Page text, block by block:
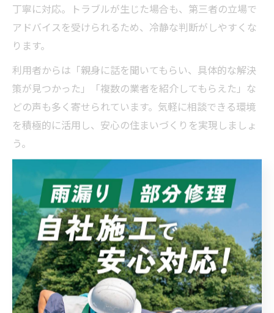
丁寧に対応。トラブルが生じた場合も、第三者の立場で
アドバイスを受けられるため、冷静な判断がしやすくな
ります。
利用者からは「親身に話を聞いてもらい、具体的な解決
策が見つかった」「複数の業者を紹介してもらえた」な
どの声も多く寄せられています。気軽に相談できる環境
を積極的に活用し、安心の住まいづくりを実現しましょ
う。
無料相談が導く安心の住まいリフォー
ム術
建築リフォーム相談無料で失敗しない住まい計画
建築リフォームを検討する際、まず心配なのが「どこに
相談すれば失敗しないか」という点です。埼玉県では、